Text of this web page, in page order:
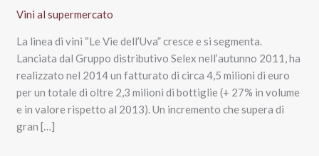
Vini al supermercato
La linea di vini “Le Vie dell’Uva” cresce e si segmenta.
Lanciata dal Gruppo distributivo Selex nell’autunno 2011, ha
realizzato nel 2014 un fatturato di circa 4,5 milioni di euro
per un totale di oltre 2,3 milioni di bottiglie (+ 27% in volume
e in valore rispetto al 2013). Un incremento che supera di
gran […]